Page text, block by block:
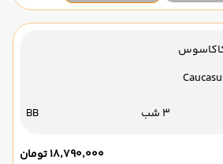
3 شب BB
۱۸٬۷۹۰٬۰۰۰ تومان